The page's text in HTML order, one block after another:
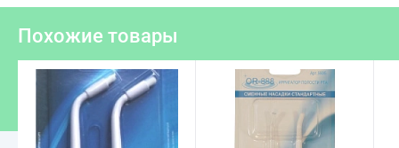
Похожие товары